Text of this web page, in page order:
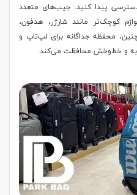
پیدا کنید. جیب‌های متعدد
کوچک‌تر مانند شارژر، هدفون،
محفظه جداگانه برای لپ‌تاپ و
و خط‌وخش محافظت می‌کند.